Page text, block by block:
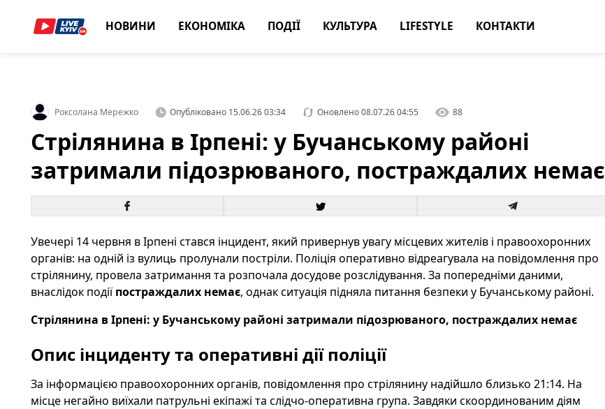
НОВИНИ ЕКОНОМІКА ПОДІЇ КУЛЬТУРА LIFESTYLE КОНТАКТИ
Роксолана Мережко Опубліковано 15.06.26 03:34 Оновлено08.07.26 04:55 88
Стрілянина в Ірпені: у Бучанському районі
затримали підозрюваного, постраждалих немає
Увечері 14 червня в Ірпені стався інцидент, який привернув увагу місцевих жителів і правоохоронних
органів: на одній із вулиць пролунали постріли. Поліція оперативно відреагувала на повідомлення про
стрілянину, провела затримання та розпочала досудове розслідування. За попередніми даними,
внаслідок подіїпостраждалих немає, однак ситуація підняла питання безпеки у Бучанському районі.
Стрілянина в Ірпені: у Бучанському районі затримали підозрюваного, постраждалих немає
Опис інциденту та оперативні дії поліції
За інформацією правоохоронних органів, повідомлення про стрілянину надійшло близько 21:14. На
місце негайно виїхали патрульні екіпажі та слідчо-оперативна група. Завдяки скоординованим діям